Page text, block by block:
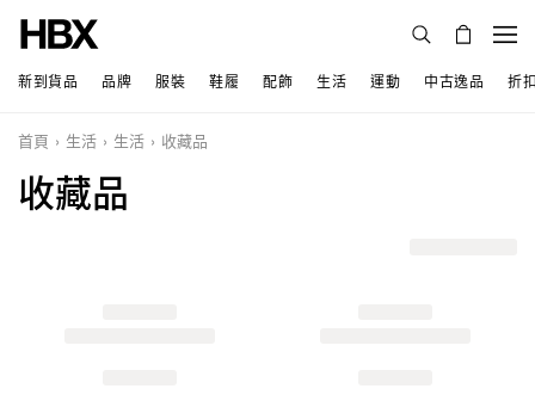
新到貨品 品牌 服裝 鞋履 配飾 生活 運動 中古逸品 折
首頁 生活 生活 收藏品
收藏品